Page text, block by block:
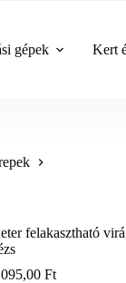
gépek Kert
felakasztható
Ft